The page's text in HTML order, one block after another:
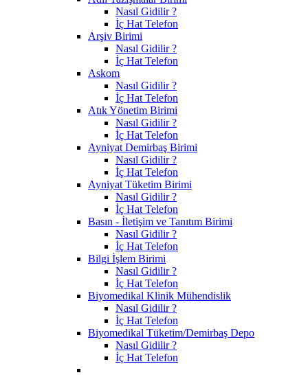
Nasıl Gidilir ?
İç Hat Telefon
Arşiv Birimi
Nasıl Gidilir ?
İç Hat Telefon
Askom
Nasıl Gidilir ?
İç Hat Telefon
Atık Yönetim Birimi
Nasıl Gidilir ?
İç Hat Telefon
Ayniyat Demirbaş Birimi
Nasıl Gidilir ?
İç Hat Telefon
Ayniyat Tüketim Birimi
Nasıl Gidilir ?
İç Hat Telefon
Basın - İletişim ve Tanıtım Birimi
Nasıl Gidilir ?
İç Hat Telefon
Bilgi İşlem Birimi
Nasıl Gidilir ?
İç Hat Telefon
Biyomedikal Klinik Mühendislik
Nasıl Gidilir ?
İç Hat Telefon
Biyomedikal Tüketim/Demirbaş Depo
Nasıl Gidilir ?
İç Hat Telefon